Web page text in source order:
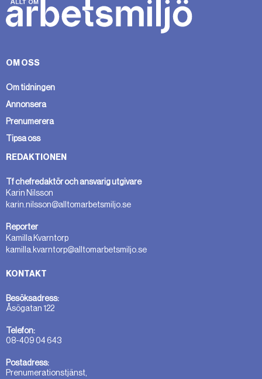
efter den sista mensen.
Två av tre kvinnor upplever besvär i samband
hormonbalansen i kroppen. Det ger symtom
som värmevallningar, svettningar, snabba
urinvägsbesvär, minskad sexlust, ömmande
hälar, ledvärk, minnessvårigheter, minskad
Minska symtomen genom att få tillräcklig
sömn, styrketräning och annan fysisk
aktivitet, dra ner på koffein och alkohol, rök
inte, sök vård om besvären påverkar din
vardag. Symptomen kan ofta lindras med
OM OSS
Om tidningen
Annonsera
Prenumerera
Tipsa oss
REDAKTIONEN
Tf chefredaktör och ansvarig utgivare
Karin Nilsson
karin.nilsson@alltomarbetsmiljo.se
Reporter
Kamilla Kvarntorp
kamilla.kvarntorp@alltomarbetsmiljo.se
KONTAKT
Besöksadress:
Åsögatan 122
Telefon:
08-409 04 643
Postadress:
Prenumerationstjänst,